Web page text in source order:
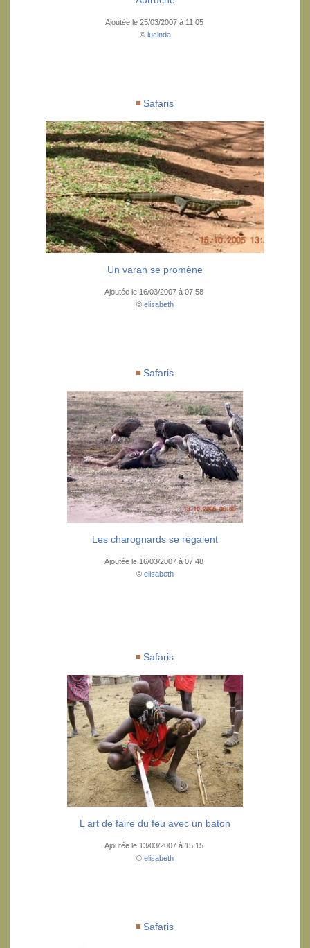
Ajoutée le 25/03/2007 à 11:05
© lucinda
Safaris
Un varan se promène
Ajoutée le 16/03/2007 à 07:58
© elisabeth
Safaris
Les charognards se régalent
Ajoutée le 16/03/2007 à 07:48
© elisabeth
Safaris
L art de faire du feu avec un baton
Ajoutée le 13/03/2007 à 15:15
© elisabeth
Safaris